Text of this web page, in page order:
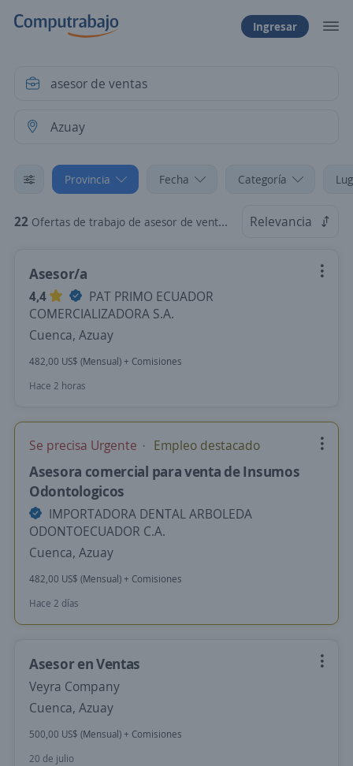
Ingresar
Provincia Fecha Categoría
22 Ofertas de trabajo de asesor de ventas en Azuay Relevancia
Asesor/a
4,4
PAT PRIMO ECUADOR
COMERCIALIZADORA S.A.
Cuenca, Azuay
482,00 US$ (Mensual) + Comisiones
Hace 2 horas
Se precisa Urgente Empleo destacado
Asesora comercial para venta de Insumos
Odontologicos
IMPORTADORA DENTAL ARBOLEDA
ODONTOECUADOR C.A.
Cuenca, Azuay
482,00 US$ (Mensual) + Comisiones
Hace 2 días
Asesor en Ventas
Veyra Company
Cuenca, Azuay
500,00 US$ (Mensual) + Comisiones
20 de julio